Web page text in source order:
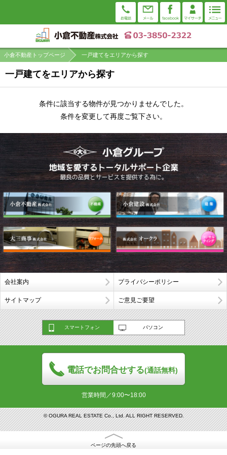
小倉不動産トップページ 一戸建てをエリアから探す
一戸建てをエリアから探す
条件に該当する物件が見つかりませんでした。
条件を変更して再度ご覧下さい。
会社案内 プライバシーポリシー
サイトマップ ご意見ご要望
スマートフォン パソコン
電話でお問合せする(通話無料)
営業時間／9:00〜18:00
© OGURA REAL ESTATE Co., Ltd. ALL RIGHT RESERVED.
ページの先頭へ戻る